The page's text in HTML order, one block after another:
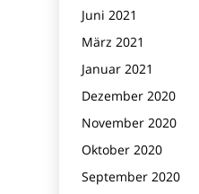
Juni 2021
März 2021
Januar 2021
Dezember 2020
November 2020
Oktober 2020
September 2020